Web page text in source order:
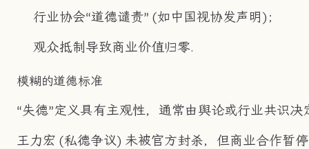
行业协会“道德谴责” (如中国视协发声明)；
观众抵制导致商业价值归零.
模糊的道德标准
“失德”定义具有主观性，通常由舆论或行业共识决
王力宏 (私德争议) 未被官方封杀，但商业合作暂